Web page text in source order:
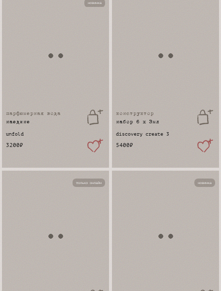
новинка
парфюмерная вода
наедине
unfold
3200₽
конструктор
набор 6 x 3мл
discovery create 3
5400₽
только онлайн новинка